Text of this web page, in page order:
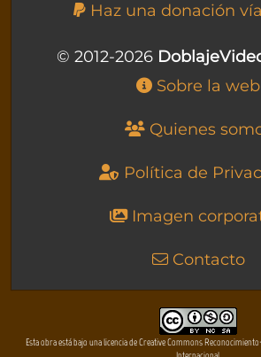
Haz una donación
© 2012-2026
Sobre la web
Quienes
Política de
Imagen
Contacto
Esta obra está bajo una licencia de Creative Commons